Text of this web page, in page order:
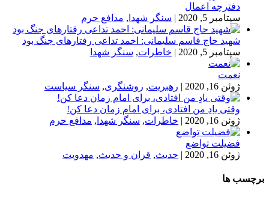
دفترچه اعمال
سپتامبر 5, 2020
| سنگر شهدا , مدافع حرم
شهید حاج قاسم سلیمانی: احمد تداعی رفتارهای جنگ بود
سپتامبر 5, 2020
| خاطرات, سنگر شهدا
نعمت
ژوئن 16, 2020
| رهبریت, روشنگری, سنگر سیاست
وقتی یادِ من افتادی، برای امام زمان دعا کن!
ژوئن 16, 2020
| خاطرات, سنگر شهدا , مدافع حرم
فضیلت تواضع
ژوئن 16, 2020
| حدیث, قران و حدیث, مهدویت
برچسب ها